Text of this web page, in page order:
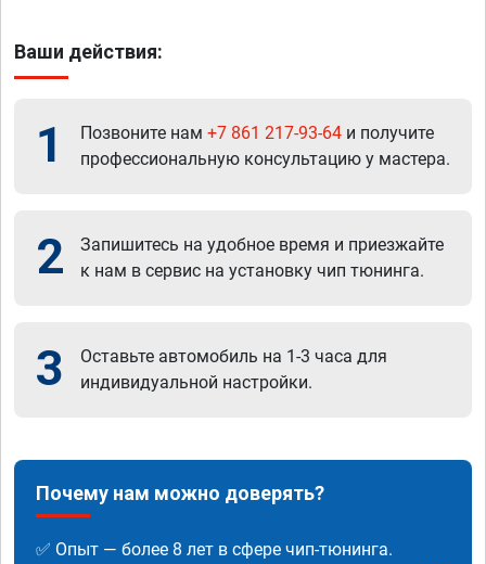
Ваши действия:
1 Позвоните нам +7 861 217-93-64 и получите
профессиональную консультацию у мастера.
2
Запишитесь на удобное время и приезжайте
к нам в сервис на установку чип тюнинга.
3
Оставьте автомобиль на 1-3 часа для
индивидуальной настройки.
Почему нам можно доверять?
✅ Опыт — более 8 лет в сфере чип-тюнинга.